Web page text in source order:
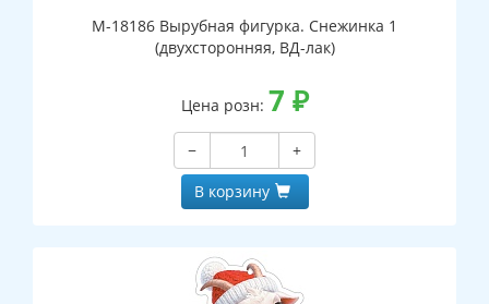
М-18186 Вырубная фигурка. Снежинка 1
(двухсторонняя, ВД-лак)
Цена розн: 7 ₽
−
+
В корзину